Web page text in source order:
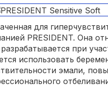
для
PRESIDENT. Она
при
использовать
эмали,